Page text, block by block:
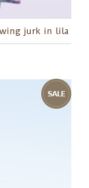
jurk in lila